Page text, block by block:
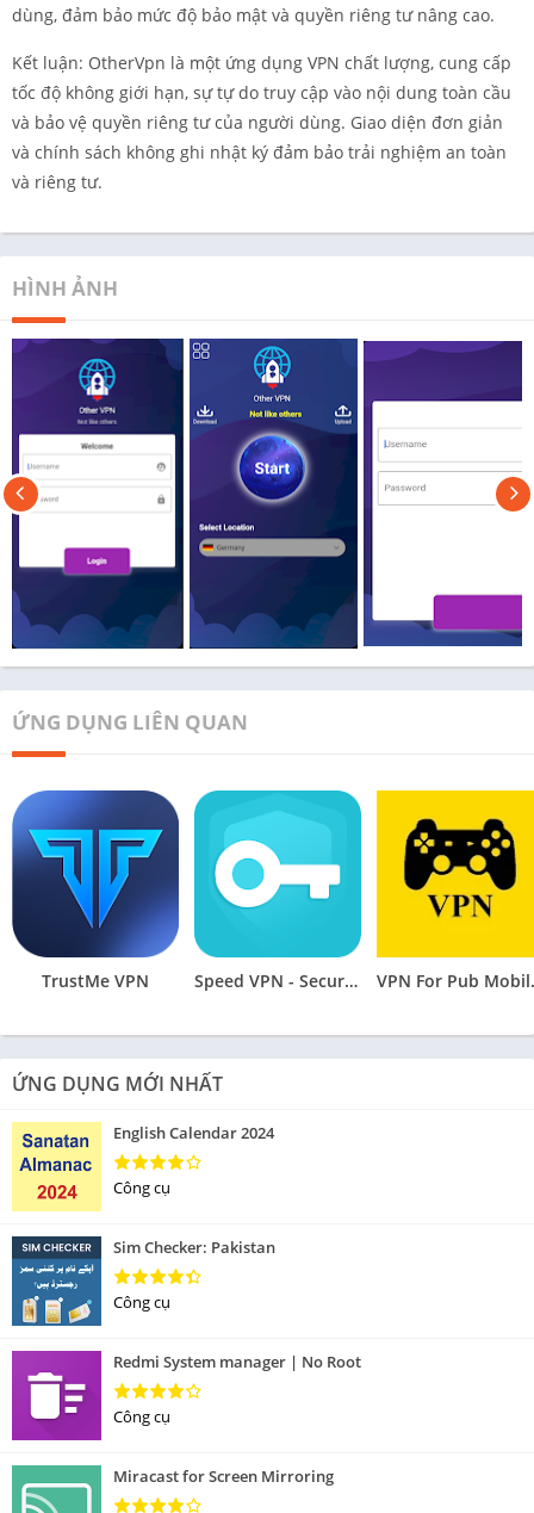
dùng, đảm bảo mức độ bảo mật và quyền riêng tư nâng cao.
Kết luận: OtherVpn là một ứng dụng VPN chất lượng, cung cấp
tốc độ không giới hạn, sự tự do truy cập vào nội dung toàn cầu
và bảo vệ quyền riêng tư của người dùng. Giao diện đơn giản
và chính sách không ghi nhật ký đảm bảo trải nghiệm an toàn
và riêng tư.
HÌNH ẢNH
ỨNG DỤNG LIÊN QUAN
TrustMe VPN Speed VPN - Secure VPN Proxy
ỨNG DỤNG MỚI NHẤT
English Calendar 2024
Công cụ
Sim Checker: Pakistan
Công cụ
Redmi System manager | No Root
Công cụ
Miracast for Screen Mirroring